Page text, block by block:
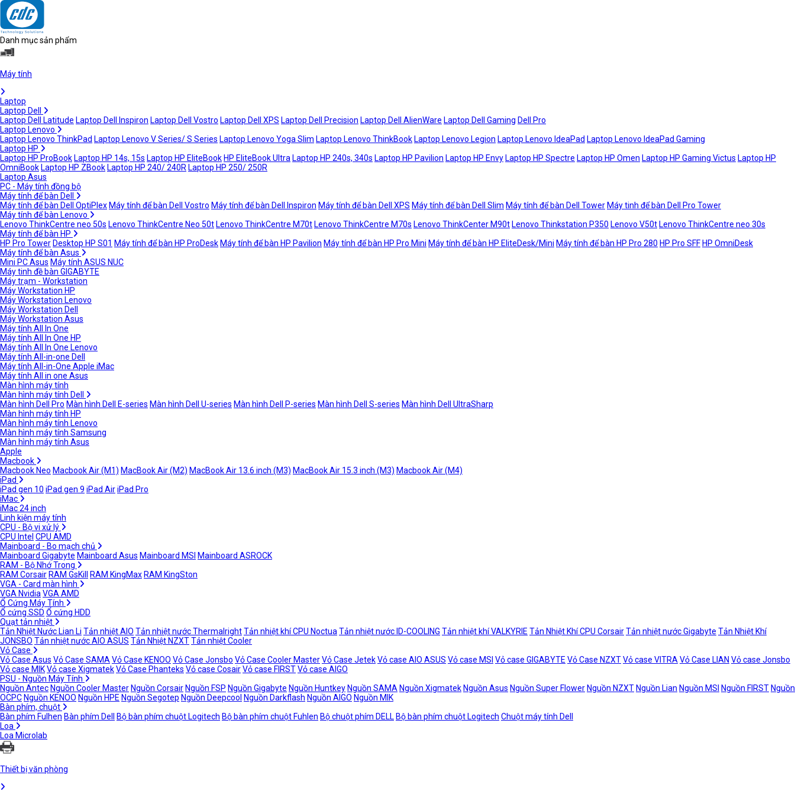
Danh mục sản phẩm
Máy tính
Laptop
Laptop Dell
Laptop Dell Latitude Laptop Dell Inspiron Laptop Dell Vostro Laptop Dell XPS Laptop Dell Precision Laptop Dell AlienWare Laptop Dell Gaming Dell Pro
Laptop Lenovo
Laptop Lenovo ThinkPad Laptop Lenovo V Series/ S Series Laptop Lenovo Yoga Slim Laptop Lenovo ThinkBook Laptop Lenovo Legion Laptop Lenovo IdeaPad Laptop Lenovo IdeaPad Gaming
Laptop HP
Laptop HP ProBook Laptop HP 14s, 15s Laptop HP EliteBook HP EliteBook Ultra Laptop HP 240s, 340s Laptop HP Pavilion Laptop HP Envy Laptop HP Spectre Laptop HP Omen Laptop HP Gaming Victus Laptop HP
OmniBook Laptop HP ZBook Laptop HP 240/ 240R Laptop HP 250/ 250R
Laptop Asus
PC - Máy tính đồng bộ
Máy tính để bàn Dell
Máy tính để bàn Dell OptiPlex Máy tính để bàn Dell Vostro Máy tính để bàn Dell Inspiron Máy tính để bàn Dell XPS Máy tính để bàn Dell Slim Máy tính để bàn Dell Tower Máy tinh để bàn Dell Pro Tower
Máy tính để bàn Lenovo
Lenovo ThinkCentre neo 50s Lenovo ThinkCentre Neo 50t Lenovo ThinkCentre M70t Lenovo ThinkCentre M70s Lenovo ThinkCenter M90t Lenovo Thinkstation P350 Lenovo V50t Lenovo ThinkCentre neo 30s
Máy tính để bàn HP
HP Pro Tower Desktop HP S01 Máy tính để bàn HP ProDesk Máy tính để bàn HP Pavilion Máy tính để bàn HP Pro Mini Máy tính để bàn HP EliteDesk/Mini Máy tính để bàn HP Pro 280 HP Pro SFF HP OmniDesk
Máy tính để bàn Asus
Mini PC Asus Máy tính ASUS NUC
Máy tinh đề bàn GIGABYTE
Máy trạm - Workstation
Máy Workstation HP
Máy Workstation Lenovo
Máy Workstation Dell
Máy Workstation Asus
Máy tính All In One
Máy tính All In One HP
Máy tính All In One Lenovo
Máy tính All-in-one Dell
Máy tính All-in-One Apple iMac
Máy tính All in one Asus
Màn hình máy tính
Màn hình máy tính Dell
Màn hình Dell Pro Màn hình Dell E-series Màn hình Dell U-series Màn hình Dell P-series Màn hình Dell S-series Màn hình Dell UltraSharp
Màn hình máy tính HP
Màn hình máy tính Lenovo
Màn hình máy tính Samsung
Màn hình máy tính Asus
Apple
Macbook
Macbook Neo Macbook Air (M1) MacBook Air (M2) MacBook Air 13.6 inch (M3) MacBook Air 15.3 inch (M3) Macbook Air (M4)
iPad
iPad gen 10 iPad gen 9 iPad AiriPad Pro
iMac
iMac 24 inch
Linh kiện máy tính
CPU - Bộ vi xử lý
CPU Intel CPU AMD
Mainboard - Bo mạch chủ
Mainboard Gigabyte Mainboard Asus Mainboard MSI Mainboard ASROCK
RAM - Bộ Nhớ Trong
RAM Corsair RAM GsKill RAM KingMax RAM KingSton
VGA - Card màn hình
VGA Nvidia VGA AMD
Ổ Cứng Máy Tính
Ổ cứng SSD Ổ cứng HDD
Quạt tản nhiệt
Tản Nhiệt Nước Lian Li Tản nhiệt AIO Tản nhiệt nước ThermalrightTản nhiệt khí CPU Noctua Tản nhiệt nước ID-COOLING Tản nhiệt khí VALKYRIE Tản Nhiệt Khí CPU CorsairTản nhiệt nước Gigabyte Tản Nhiệt Khí
JONSBO Tản nhiệt nước AIO ASUS Tản Nhiệt NZXTTản nhiệt Cooler
Vỏ Case
Vỏ Case Asus Vỏ Case SAMA Vỏ Case KENOO Vỏ Case Jonsbo Vỏ Case Cooler MasterVỏ Case JetekVỏ case AIO ASUS Vỏ case MSI Vỏ case GIGABYTE Vỏ Case NZXTVỏ case VITRA Vỏ Case LIAN Vỏ case Jonsbo
Vỏ case MIKVỏ case XigmatekVỏ Case Phanteks Vỏ case CosairVỏ case FIRSTVỏ case AIGO
PSU - Nguồn Máy Tính
Nguồn Antec Nguồn Cooler Master Nguồn Corsair Nguồn FSP Nguồn Gigabyte Nguồn Huntkey Nguồn SAMA Nguồn Xigmatek Nguồn Asus Nguồn Super Flower Nguồn NZXT Nguồn Lian Nguồn MSI Nguồn FIRST Nguồn
OCPC Nguồn KENOO Nguồn HPE Nguồn Segotep Nguồn Deepcool Nguồn Darkflash Nguồn AIGO Nguồn MIK
Bàn phím, chuột
Bàn phím Fulhen Bàn phím Dell Bộ bàn phím chuột Logitech Bộ bàn phím chuột Fuhlen Bộ chuột phím DELL Bộ bàn phím chuột Logitech Chuột máy tính Dell
Loa
Loa Microlab
Thiết bị văn phòng